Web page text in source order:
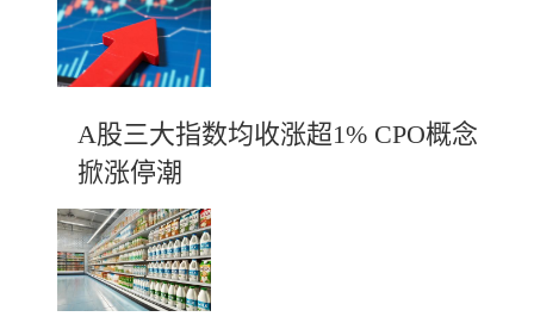
A股三大指数均收涨超1% CPO概念
掀涨停潮